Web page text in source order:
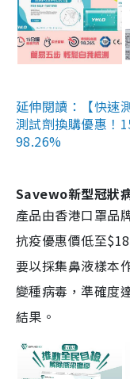
延伸閱讀：【快速
測試劑換購優惠！
98.26%
Savewo新型冠狀
產品由香港口罩品
抗疫優惠價低至
要以採集鼻液樣本
變種病毒，準確度
結果。